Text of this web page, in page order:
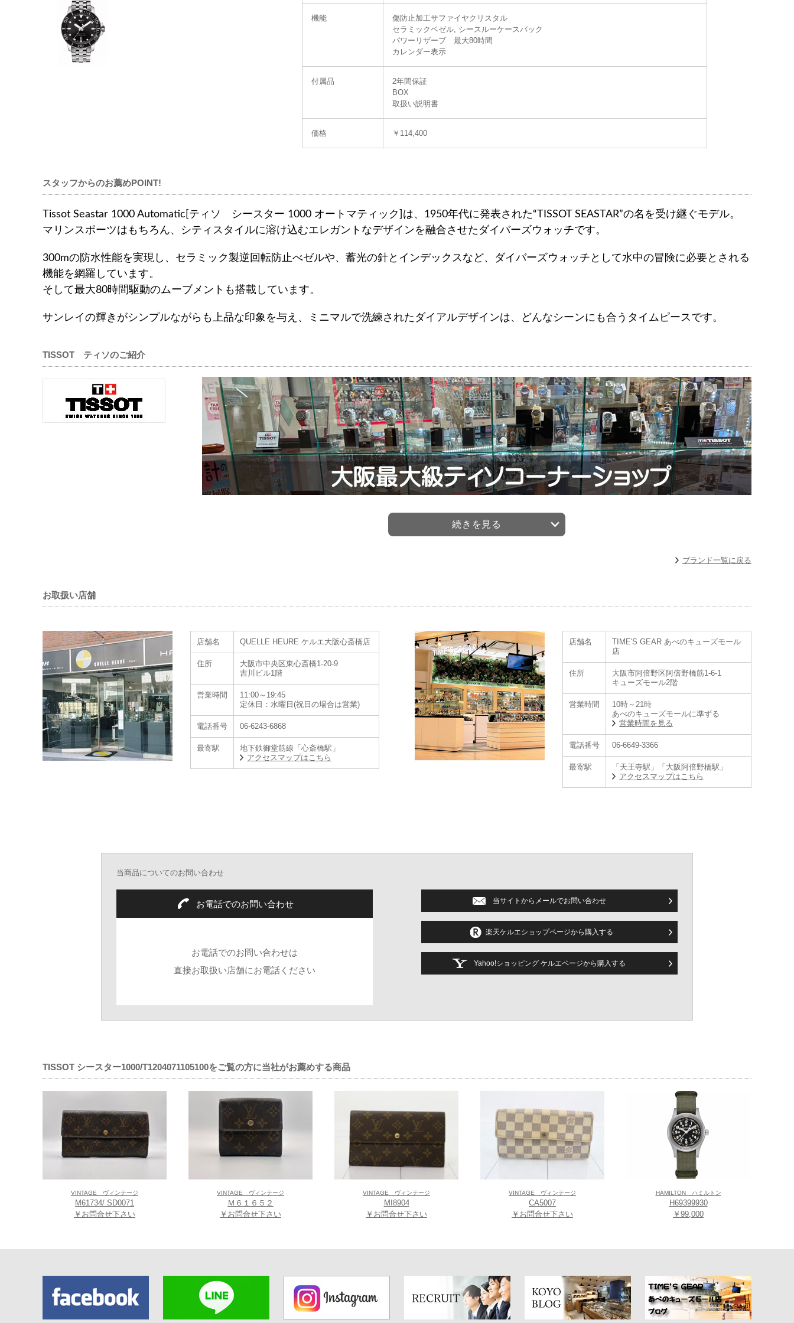
機能
傷防止加工サファイヤクリスタル
セラミックベゼル, シースルーケースバック
パワーリザーブ 最大80時間
カレンダー表示
付属品
2年間保証
BOX
取扱い説明書
価格 ￥114,400
スタッフからのお薦めPOINT!
Tissot Seastar 1000 Automatic[ティソ シースター 1000 オートマティック]は、1950年代に発表された“TISSOT SEASTAR”の名を受け継ぐモデル。
マリンスポーツはもちろん、シティスタイルに溶け込むエレガントなデザインを融合させたダイバーズウォッチです。
300mの防水性能を実現し、セラミック製逆回転防止べゼルや、蓄光の針とインデックスなど、ダイバーズウォッチとして水中の冒険に必要とされる
機能を網羅しています。
そして最大80時間駆動のムーブメントも搭載しています。
サンレイの輝きがシンプルながらも上品な印象を与え、ミニマルで洗練されたダイアルデザインは、どんなシーンにも合うタイムピースです。
TISSOT ティソのご紹介
大阪屈指のティソ(TISSOT) 国内正規販売コーナー「TIME’S GEAR あべのキューズモール店」。新作・限定から人気モデルまで正規販売店舗最大級の品揃えで
在庫・販売価格はお問合せください。お客様特典多数ご用意致しております。
全国通販あり。
【ティソ コーナー拡大キャンペーン開催】
期間中、ティソ腕時計を購入のお客様に数量限定の
ぜひ、この機会にご来店お待ちしております。
☆★☆★☆★☆★☆★☆★☆★☆★☆★☆★☆★☆★☆★☆★☆★☆★☆★☆★☆★
≪取扱い店舗≫
「TIME’S GEAR あべのキューズモール店」
大阪市阿倍野区阿倍野筋1-6-1 キューズモール 2階
（地図こちら！）
≪歴史≫
1889年にはパリ万国博覧会でオール・コンクール賞、1898年にはジュネーブ博覧会で金賞を獲得し、そのイノベーションは既に19世紀に確固たる地位を築いて
いたのである。 ティソの創業以来変わらない創造性と高い技術、そして挑戦の精神はもちろんそのプロダクトに遺憾なく発揮され、2002年に復刻され世界的ヒ
ットとなった「バナナウォッチ」のオリジナルは1917年の発表、そして1930年に世界初の耐磁時計が発表された。1953年には24のタイムゾーンをもつワールド
タイムウォッチ「ナビゲーター」、1965年には超耐震性の「PR 516」、1978年にはF1のオフィシャルウォッチとしてデジタルウォッチを発表するなど、その
続きを見る
ブランド一覧に戻る
お取扱い店舗
店舗名 QUELLE HEURE ケルエ大阪心斎橋店
住所
大阪市中央区東心斎橋1-20-9
吉川ビル1階
営業時間
11:00～19:45
定休日：水曜日(祝日の場合は営業)
電話番号 06-6243-6868
最寄駅
地下鉄御堂筋線「心斎橋駅」
アクセスマップはこちら
店舗名
TIME'S GEAR あべのキューズモール
店
住所
大阪市阿倍野区阿倍野橋筋1-6-1
キューズモール2階
営業時間
10時～21時
あべのキューズモールに準ずる
営業時間を見る
電話番号 06-6649-3366
最寄駅
「天王寺駅」「大阪阿倍野橋駅」
アクセスマップはこちら
当商品についてのお問い合わせ
お電話でのお問い合わせ
お電話でのお問い合わせは
直接お取扱い店舗にお電話ください
当サイトからメールでお問い合わせ
楽天ケルエショップページから購入する
Yahoo!ショッピング ケルエページから購入する
TISSOT シースター1000/T1204071105100をご覧の方に当社がお薦めする商品
VINTAGE ヴィンテージ
M61734/ SD0071
￥お問合せ下さい
VINTAGE ヴィンテージ
Ｍ６１６５２
￥お問合せ下さい
VINTAGE ヴィンテージ
MI8904
￥お問合せ下さい
VINTAGE ヴィンテージ
CA5007
￥お問合せ下さい
HAMILTON ハミルトン
H69399930
￥99,000